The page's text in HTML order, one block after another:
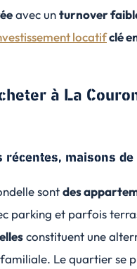
avec unturnover
locatifclé
à La
récentes, maisons
sontdes
parking et parfois
constituent une
Le quartier se